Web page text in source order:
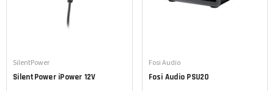
Leverancier:
SilentPower
SilentPower iPower 12V
Leverancier:
Fosi Audio
Fosi Audio PSU20